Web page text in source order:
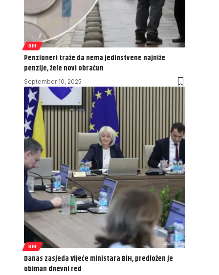
BIH
Penzioneri traže da nema jedinstvene najniže
penzije, žele novi obračun
September 10, 2025
BIH
Danas zasjeda Vijeće ministara BiH, predložen je
obiman dnevni red